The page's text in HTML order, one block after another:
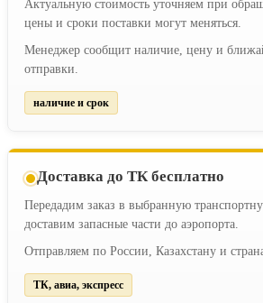
Актуальную стоимость уточняем при
цены и сроки поставки могут меняться.
Менеджер сообщит наличие, цену и
отправки.
наличие и срок
Доставка до ТК бесплатно
Передадим заказ в выбранную
доставим запасные части до аэропорта.
Отправляем по России, Казахстану и
ТК, авиа, экспресс